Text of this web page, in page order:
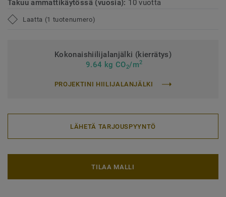
Takuu ammattikäytössä (vuosia): 10 vuotta
Laatta (1 tuotenumero)
Kokonaishiilijalanjälki (kierrätys)
9.64 kg CO2/m2
PROJEKTINI HIILIJALANJÄLKI
LÄHETÄ TARJOUSPYYNTÖ
TILAA MALLI